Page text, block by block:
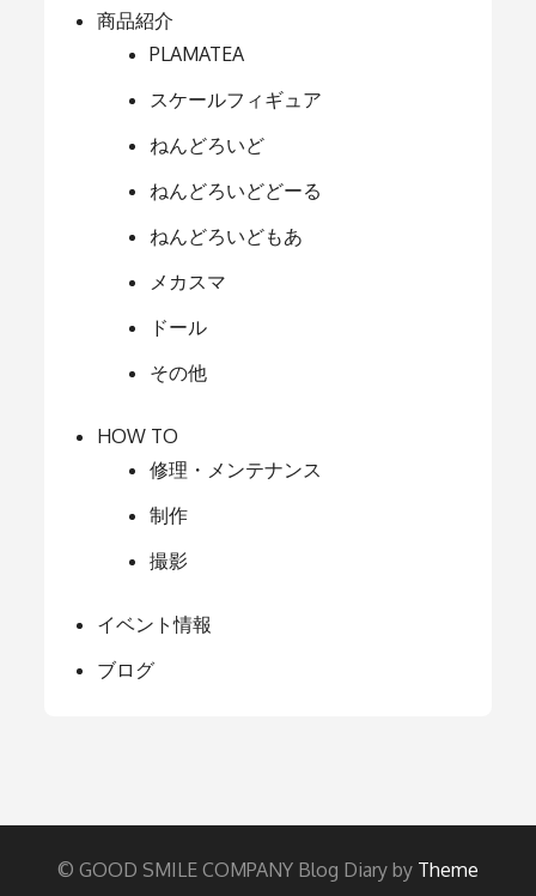
商品紹介
PLAMATEA
スケールフィギュア
ねんどろいど
ねんどろいどどーる
ねんどろいどもあ
メカスマ
ドール
その他
HOW TO
修理・メンテナンス
制作
撮影
イベント情報
ブログ
© GOOD SMILE COMPANY Blog Diary by Theme